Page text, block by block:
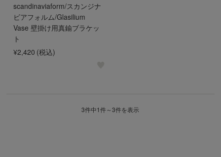
scandinaviaform/スカンジナ
ビアフォルム/Glasilium
Vase 壁掛け用真鍮ブラケッ
ト
¥2,420 (税込)
3件中1件～3件を表示